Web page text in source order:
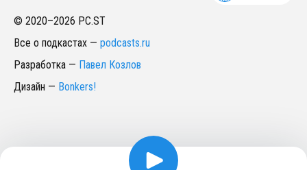
© 2020–2026 PC.ST
Все о подкастах — podcasts.ru
Разработка — Павел Козлов
Дизайн — Bonkers!